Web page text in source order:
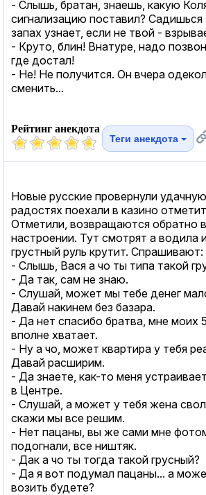
- Слышь, братан, знаешь, какую
сигнализацию поставил? Садишься
запах узнает, если не твой -
- Круто, блин! Внатуре, надо
где достал!
- Не! Не получится. Он вчера
сменить...
Рейтинг анекдота
Теги анекдота
Новые русские провернули
радостях поехали в казино
Отметили, возвращаются обратно
настроении. Тут смотрят а водила
грустный руль крутит. Спрашивают:
- Слышь, Вася а чо ты типа такой
- Да так, сам не знаю.
- Слушай, может мы тебе денег
Давай накинем без базара.
- Да нет спасибо братва, мне моих
вполне хватает.
- Ну а чо, может квартира у тебя
Давай расширим.
- Да знаете, как-то меня
в Центре.
- Слушай, а может у тебя жена
скажи мы все решим.
- Нет пацаны, вы же сами мне
подогнали, все ништяк.
- Дак а чо ты тогда такой грусный?
- Да я вот подумал пацаны... а
возить будете?